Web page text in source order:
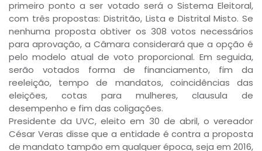
primeiro ponto a ser votado será o Sistema Eleitoral,
com três propostas: Distritão, Lista e Distrital Misto. Se
nenhuma proposta obtiver os 308 votos necessários
para aprovação, a Câmara considerará que a opção é
pelo modelo atual de voto proporcional. Em seguida,
serão votados forma de financiamento, fim da
reeleição, tempo de mandatos, coincidências das
eleições, cotas para mulheres, clausula de
desempenho e fim das coligações.
Presidente da UVC, eleito em 30 de abril, o vereador
César Veras disse que a entidade é contra a proposta
de mandato tampão em qualquer época, seja em 2016,